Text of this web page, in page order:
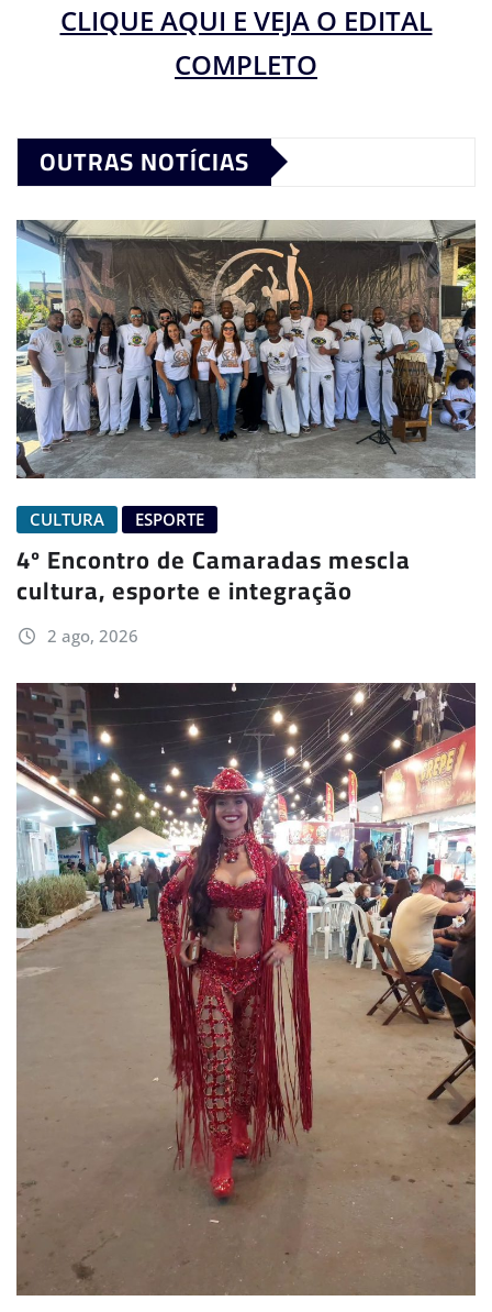
CLIQUE AQUI E VEJA O EDITAL
COMPLETO
OUTRAS NOTÍCIAS
CULTURA ESPORTE
4º Encontro de Camaradas mescla
cultura, esporte e integração
2 ago, 2026